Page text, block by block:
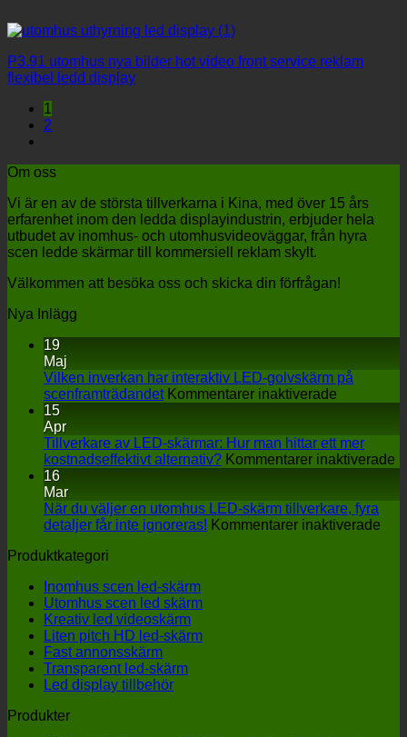
P3.91 utomhus nya bilder hot video front service reklam
flexibel ledd display
1
2
Om oss
Vi är en av de största tillverkarna i Kina, med över 15 års
erfarenhet inom den ledda displayindustrin, erbjuder hela
utbudet av inomhus- och utomhusvideoväggar, från hyra
scen ledde skärmar till kommersiell reklam skylt.
Välkommen att besöka oss och skicka din förfrågan!
Nya Inlägg
19
Maj
Vilken inverkan har interaktiv LED-golvskärm på
scenframträdandet Kommentarer inaktiverade
har
interaktiv
på
15
Apr
Tillverkare av LED-skärmar: Hur man hittar ett mer
kostnadseffektivt alternativ? Kommentarer inaktiverade
16
Mar
När du väljer en utomhus LED-skärm tillverkare, fyra
detaljer får inte ignoreras! Kommentarer inaktiverade
Produktkategori
Inomhus scen led-skärm
Utomhus scen led skärm
Kreativ led videoskärm
Liten pitch HD led-skärm
Fast annonsskärm
Transparent led-skärm
Led display tillbehör
Produkter